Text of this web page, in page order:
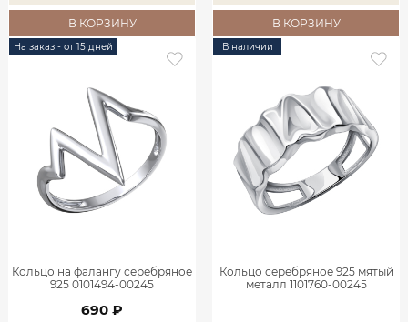
В КОРЗИНУ В КОРЗИНУ
На заказ - от 15 дней
Кольцо на фалангу серебряное
925 0101494-00245
690 ₽
В наличии
Кольцо серебряное 925 мятый
металл 1101760-00245